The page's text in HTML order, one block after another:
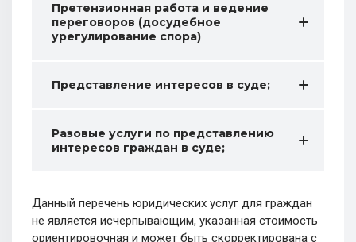
Претензионная работа и ведение
переговоров (досудебное
урегулирование спора)
Представление интересов в суде;
Разовые услуги по представлению
интересов граждан в суде;
Данный перечень юридических услуг для граждан
не является исчерпывающим, указанная стоимость
ориентировочная и может быть скорректирована с